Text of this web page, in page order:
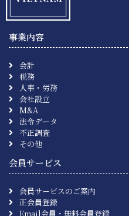
事業内容
会計
税務
人事・労務
会社設立
M&A
法令データ
不正調査
その他
会員サービス
会員サービスのご案内
正会員登録
Email会員・無料会員登録